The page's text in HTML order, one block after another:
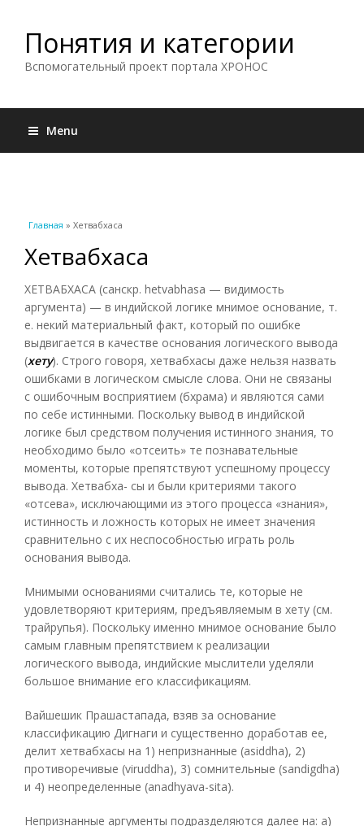
Понятия и категории
Вспомогательный проект портала ХРОНОС
Menu
Вы здесь
Главная » Хетвабхаса
Хетвабхаса
ХЕТВАБХАСА (санскр. hetvabhasa — видимость
аргумента) — в индийской логике мнимое основание, т.
е. некий материальный факт, который по ошибке
выдвигается в качестве основания логического вывода
(хету). Строго говоря, хетвабхасы даже нельзя назвать
ошибками в логическом смысле слова. Они не связаны
с ошибочным восприятием (бхрама) и являются сами
по себе истинными. Поскольку вывод в индийской
логике был средством получения истинного знания, то
необходимо было «отсеить» те познавательные
моменты, которые препятствуют успешному процессу
вывода. Хетвабха- сы и были критериями такого
«отсева», исключающими из этого процесса «знания»,
истинность и ложность которых не имеет значения
сравнительно с их неспособностью играть роль
основания вывода.
Мнимыми основаниями считались те, которые не
удовлетворяют критериям, предъявляемым в хету (см.
трайрупья). Поскольку именно мнимое основание было
самым главным препятствием к реализации
логического вывода, индийские мыслители уделяли
большое внимание его классификациям.
Вайшешик Прашастапада, взяв за основание
классификацию Дигнаги и существенно доработав ее,
делит хетвабхасы на 1) непризнанные (asiddha), 2)
противоречивые (viruddha), 3) сомнительные (sandigdha)
и 4) неопределенные (anadhyava-sita).
Непризнанные аргументы подразделяются далее на: а)